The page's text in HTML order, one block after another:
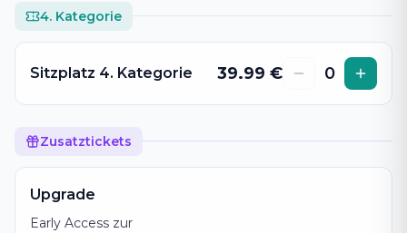
4. Kategorie
Sitzplatz 4. Kategorie 39.99 € 0
Zusatztickets
Upgrade
Early Access zur